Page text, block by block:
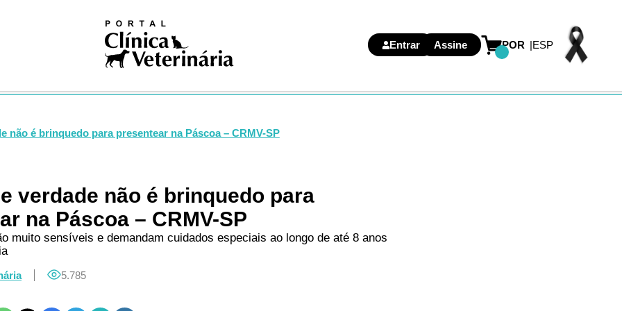
Entrar Assine POR ESP
não é brinquedo para presentear na Páscoa – CRMV-SP
verdade não é brinquedo para
na Páscoa – CRMV-SP
muito sensíveis e demandam cuidados especiais ao longo de até 8 anos
5.785